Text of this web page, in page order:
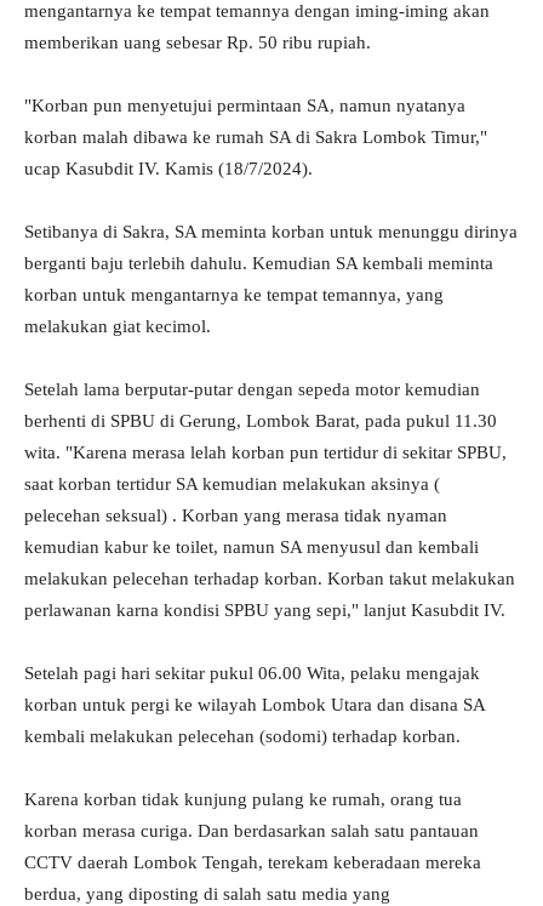
mengantarnya ke tempat temannya dengan iming-iming akan
memberikan uang sebesar Rp. 50 ribu rupiah.
"Korban pun menyetujui permintaan SA, namun nyatanya
korban malah dibawa ke rumah SA di Sakra Lombok Timur,"
ucap Kasubdit IV. Kamis (18/7/2024).
Setibanya di Sakra, SA meminta korban untuk menunggu dirinya
berganti baju terlebih dahulu. Kemudian SA kembali meminta
korban untuk mengantarnya ke tempat temannya, yang
melakukan giat kecimol.
Setelah lama berputar-putar dengan sepeda motor kemudian
berhenti di SPBU di Gerung, Lombok Barat, pada pukul 11.30
wita. "Karena merasa lelah korban pun tertidur di sekitar SPBU,
saat korban tertidur SA kemudian melakukan aksinya (
pelecehan seksual) . Korban yang merasa tidak nyaman
kemudian kabur ke toilet, namun SA menyusul dan kembali
melakukan pelecehan terhadap korban. Korban takut melakukan
perlawanan karna kondisi SPBU yang sepi," lanjut Kasubdit IV.
Setelah pagi hari sekitar pukul 06.00 Wita, pelaku mengajak
korban untuk pergi ke wilayah Lombok Utara dan disana SA
kembali melakukan pelecehan (sodomi) terhadap korban.
Karena korban tidak kunjung pulang ke rumah, orang tua
korban merasa curiga. Dan berdasarkan salah satu pantauan
CCTV daerah Lombok Tengah, terekam keberadaan mereka
berdua, yang diposting di salah satu media yang